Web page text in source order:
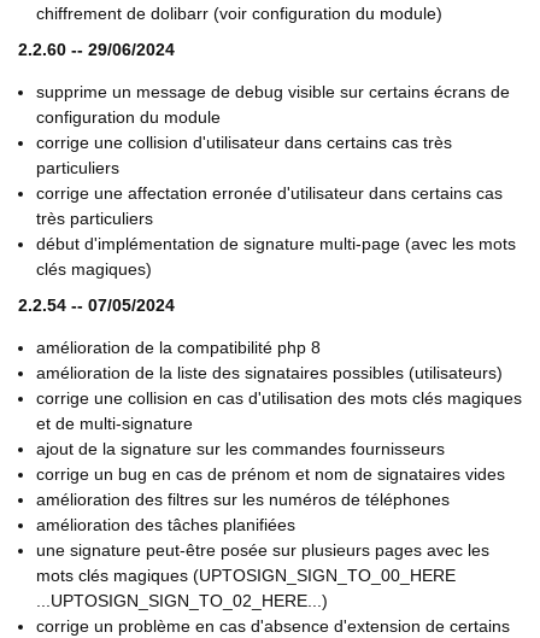
chiffrement de dolibarr (voir configuration du module)
2.2.60 -- 29/06/2024
supprime un message de debug visible sur certains écrans de
configuration du module
corrige une collision d'utilisateur dans certains cas très
particuliers
corrige une affectation erronée d'utilisateur dans certains cas
très particuliers
début d'implémentation de signature multi-page (avec les mots
clés magiques)
2.2.54 -- 07/05/2024
amélioration de la compatibilité php 8
amélioration de la liste des signataires possibles (utilisateurs)
corrige une collision en cas d'utilisation des mots clés magiques
et de multi-signature
ajout de la signature sur les commandes fournisseurs
corrige un bug en cas de prénom et nom de signataires vides
amélioration des filtres sur les numéros de téléphones
amélioration des tâches planifiées
une signature peut-être posée sur plusieurs pages avec les
mots clés magiques (UPTOSIGN_SIGN_TO_00_HERE
...UPTOSIGN_SIGN_TO_02_HERE...)
corrige un problème en cas d'absence d'extension de certains